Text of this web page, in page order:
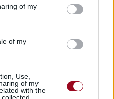
of my
of my
Use,
of my
with the
ou trouver le CD sur
ou une partition au
Vidéos